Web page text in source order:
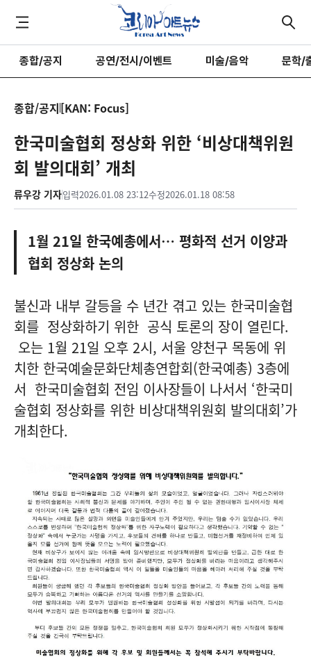
종합/공지 공연/전시/이벤트 미술/음악 문학/
종합/공지[KAN: Focus]
한국미술협회 정상화 위한 ‘비상대책위원
회 발의대회’ 개최
류우강 기자입력2026.01.08 23:12수정2026.01.18 08:58
1월 21일 한국예총에서… 평화적 선거 이양과
협회 정상화 논의
불신과 내부 갈등을 수 년간 겪고 있는 한국미술협
회를 정상화하기 위한 공식 토론의 장이 열린다.
오는 1월 21일 오후 2시, 서울 양천구 목동에 위
치한 한국예술문화단체총연합회(한국예총) 3층에
서 한국미술협회 전임 이사장들이 나서서 ‘한국미
술협회 정상화를 위한 비상대책위원회 발의대회’가
개최한다.